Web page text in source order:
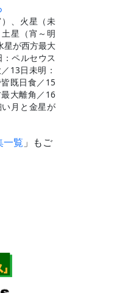
、火星（未
星（宵～明
星が西方最大
ペルセウス
13日未明：
既日食／15
大離角／16
月と金星が
一覧 」もご